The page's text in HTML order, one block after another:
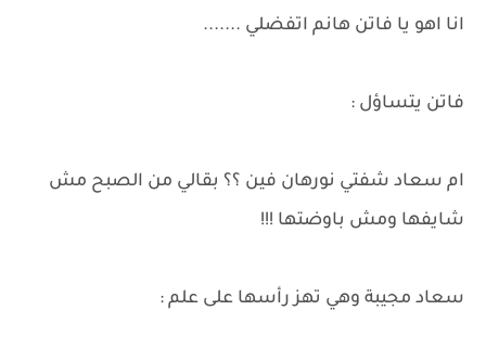
انا اهو يا فاتن هانم اتفضلي .......
فاتن يتساؤل :
ام سعاد شفتي نورهان فين ؟؟ بقالي من الصبح مش
شايفها ومش باوضتها !!!
سعاد مجيبة وهي تهز رأسها على علم :